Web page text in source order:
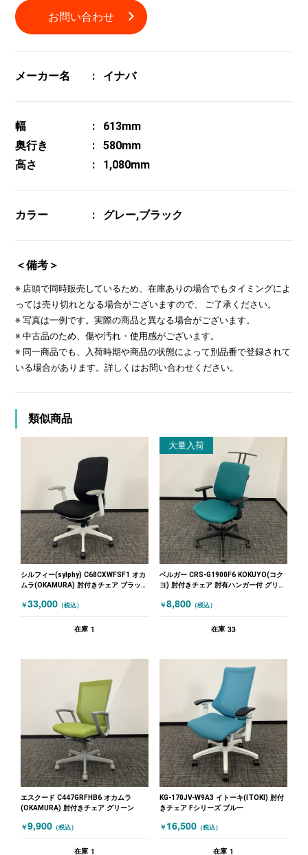
お問い合わせ
メーカー名 イナバ
幅
613mm
奥行き
580mm
高さ
1,080mm
カラー グレー,ブラック
＜備考＞
※ 店頭で同時販売しているため、在庫ありの場合でもタイミングによ
っては売り切れとなる場合がございますので、 ご了承ください。
※ 写真は一例です。実際の商品と異なる場合がございます。
※ 中古品のため、傷や汚れ・使用感がございます。
※ 同一商品でも、入荷時期や商品の状態によって別品番で登録されて
いる場合があります。詳しくはお問い合わせください。
類似商品
シルフィー(sylphy) C68CXWFSF1 オカ
ムラ(OKAMURA) 肘付きチェア ブラック
￥33,000 （税込）
在庫 1
大量入荷
ベルガー CRS-G1900F6 KOKUYO(コク
ヨ) 肘付きチェア 肘有ハンガー付 グリー
￥8,800 （税込）
在庫 33
エスクード C447GRFHB6 オカムラ
(OKAMURA) 肘付きチェア グリーン
￥9,900 （税込）
在庫 1
KG-170JV-W9A3 イトーキ(ITOKI) 肘付
きチェア Fシリーズ ブルー
￥ 16,500 （税込）
在庫 1